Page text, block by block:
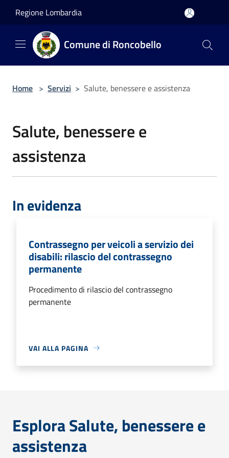
Regione Lombardia
Comune di Roncobello
Home > Servizi > Salute, benessere e assistenza
Salute, benessere e
assistenza
In evidenza
Contrassegno per veicoli a servizio dei
disabili: rilascio del contrassegno
permanente
Procedimento di rilascio del contrassegno
permanente
VAI ALLA PAGINA
Esplora Salute, benessere e
assistenza